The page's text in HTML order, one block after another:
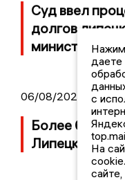
Суд ввел
долгов
министра
06/08/2026 09:01
Более 600
Липецкой
даете
с
На